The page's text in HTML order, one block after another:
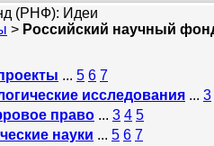
(РНФ): Идеи
> Российский научный
... 5 6 7
исследования ... 3
право ... 3 4 5
науки ... 5 6 7